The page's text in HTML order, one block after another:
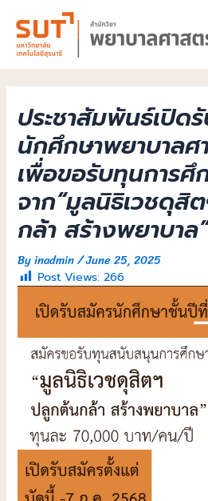
ประชาสัมพันธ์เปิด
นักศึกษาพยาบาล
เพื่อขอรับทุนการศึ
จาก“มูลนิธิเวชดุสิ
กล้า สร้างพยาบาล
Byinadmin/June 25, 2025
Post Views: 266